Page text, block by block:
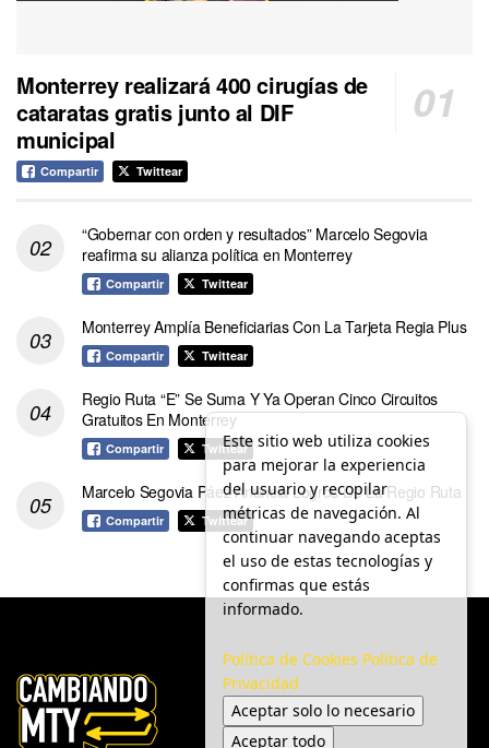
Monterrey realizará 400 cirugías de
cataratas gratis junto al DIF
municipal
Compartir Twittear
“Gobernar con orden y resultados” Marcelo Segovia
reafirma su alianza política en Monterrey
Compartir Twittear
Monterrey Amplía Beneficiarias Con La Tarjeta Regia Plus
Compartir Twittear
Regio Ruta “E” Se Suma Y Ya Operan Cinco Circuitos
Gratuitos En Monterrey
Compartir Twittear
Marcelo Segovia Páez Anuncia Logros De La Regio Ruta
Compartir Twittear
Este sitio web utiliza cookies
para mejorar la experiencia
del usuario y recopilar
métricas de navegación. Al
continuar navegando aceptas
el uso de estas tecnologías y
confirmas que estás
informado.
Política de Cookies Política de
Privacidad
Aceptar solo lo necesario
Aceptar todo